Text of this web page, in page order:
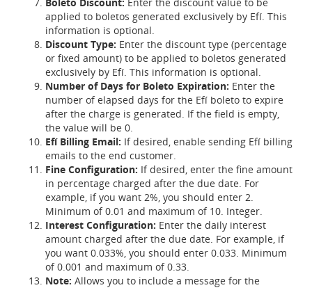
applied to boletos generated exclusively by Efí. This
information is optional.
Discount Type: Enter the discount type (percentage
or fixed amount) to be applied to boletos generated
exclusively by Efí. This information is optional.
Number of Days for Boleto Expiration: Enter the
number of elapsed days for the Efí boleto to expire
after the charge is generated. If the field is empty,
the value will be 0.
Efí Billing Email: If desired, enable sending Efí billing
emails to the end customer.
Fine Configuration: If desired, enter the fine amount
in percentage charged after the due date. For
example, if you want 2%, you should enter 2.
Minimum of 0.01 and maximum of 10. Integer.
Interest Configuration: Enter the daily interest
amount charged after the due date. For example, if
you want 0.033%, you should enter 0.033. Minimum
of 0.001 and maximum of 0.33.
Note: Allows you to include a message for the